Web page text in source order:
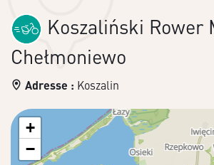
Koszaliński Rower
Chełmoniewo
Adresse : Koszalin
+
−